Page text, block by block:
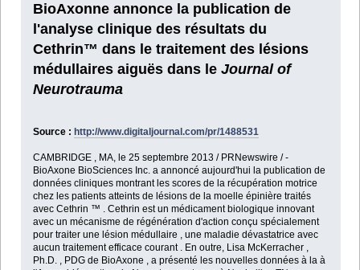
BioAxonne annonce la publication de
l'analyse clinique des résultats du
Cethrin™ dans le traitement des lésions
médullaires aiguës dans le Journal of
Neurotrauma
Source : http://www.digitaljournal.com/pr/1488531
CAMBRIDGE , MA, le 25 septembre 2013 / PRNewswire / -
BioAxone BioSciences Inc. a annoncé aujourd'hui la publication de
données cliniques montrant les scores de la récupération motrice
chez les patients atteints de lésions de la moelle épinière traités
avec Cethrin ™ . Cethrin est un médicament biologique innovant
avec un mécanisme de régénération d'action conçu spécialement
pour traiter une lésion médullaire , une maladie dévastatrice avec
aucun traitement efficace courant . En outre, Lisa McKerracher ,
Ph.D. , PDG de BioAxone , a présenté les nouvelles données à la à